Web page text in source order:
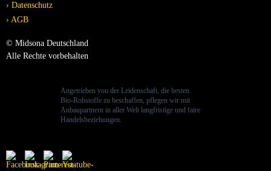
Datenschutz
AGB
© Midsona Deutschland
Alle Rechte vorbehalten
Angetrieben von der Leidenschaft, die besten
Bio-Rohstoffe zu beschaffen, pflegen wir mit
Anbaupartnern in aller Welt langfristige und faire
Handelsbeziehungen.